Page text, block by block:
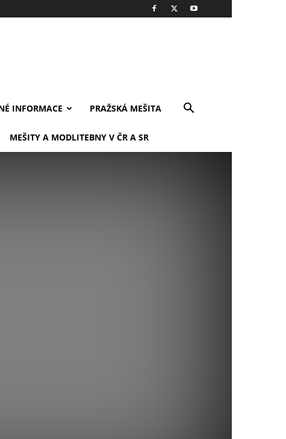
INFORMACE PRAŽSKÁ MEŠITA
MEŠITY A MODLITEBNY V ČR A SR